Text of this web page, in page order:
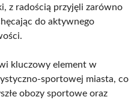
z radością przyjęli zarówno
do aktywnego
kluczowy element w
sportowej miasta, co
obozy sportowe oraz